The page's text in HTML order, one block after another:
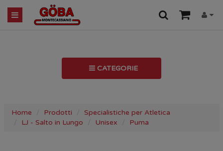
CATEGORIE
Home Prodotti
Specialistiche per Atletica
LJ - Salto in Lungo
Unisex Puma